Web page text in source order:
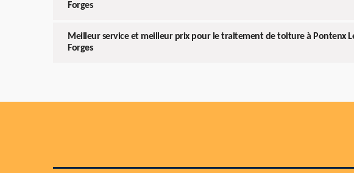
Forges
Meilleur service et meilleur prix pour le traitement de toiture à Pontenx
Forges